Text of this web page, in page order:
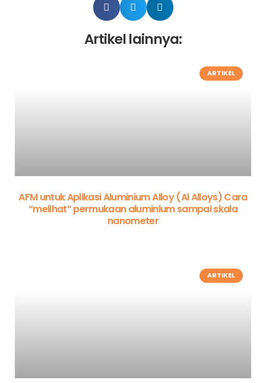
Artikel lainnya:
ARTIKEL
AFM untuk Aplikasi Aluminium Alloy (Al Alloys) Cara
“melihat” permukaan aluminium sampai skala
nanometer
ARTIKEL